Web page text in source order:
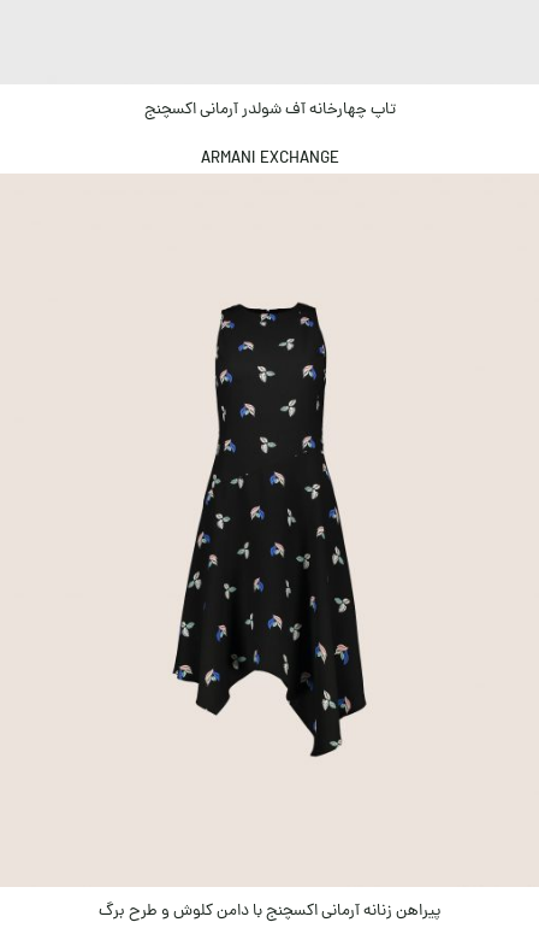
تاپ چهارخانه آف شولدر آرمانی اکسچنج
ARMANI EXCHANGE
پیراهن زنانه آرمانی اکسچنج با دامن کلوش و طرح برگ